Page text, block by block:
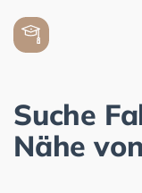
Suche
Nähe